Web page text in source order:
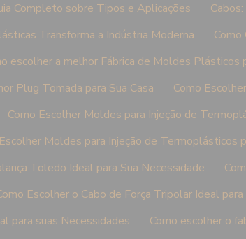
Completo sobre Tipos e Aplicações
Transforma a Indústria Moderna
escolher a melhor Fábrica de Moldes Plásticos
Plug Tomada para Sua Casa
Como
Como Escolher Moldes para Injeção de
Moldes para Injeção de Termoplásticos
Toledo Ideal para Sua Necessidade
Escolher o Cabo de Força Tripolar Ideal
para suas Necessidades
Como escolher o